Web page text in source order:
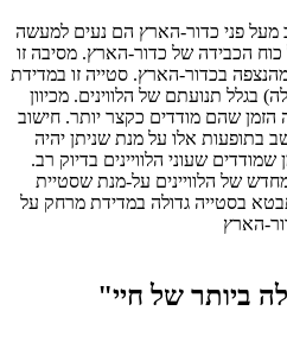
מעל פני כדור-הארץ הם נעים למעשה
כוח הכבידה של כדור-הארץ. מסיבה זו
בכדור-הארץ. סטייה זו במדידת
בגלל תנועתם של הלווינים. מכיוון
הזמן שהם מודדים כקצר יותר. חישוב
בתופעות אלו על מנת שניתן יהיה
שעוני הלוויינים בדיוק רב.
של הלוויינים על-מנת שסטיית
בסטייה גדולה במדידת מרחק על